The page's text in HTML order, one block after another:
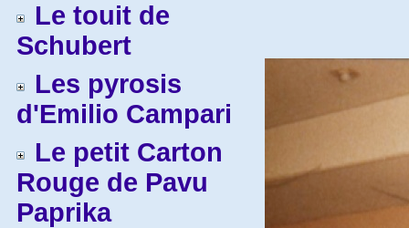
Le touit de
Schubert
Les pyrosis
d'Emilio Campari
Le petit Carton
Rouge de Pavu
Paprika